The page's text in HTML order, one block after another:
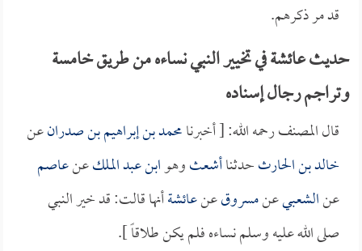
قد مر ذكرهم.
حديث عائشة في تخيير النبي نساءه من طريق خامسة
وتراجم رجال إسناده
قال المصنف رحمه الله: [ أخبرنامحمد بن إبراهيم بن صدرانعن
خالد بن الحارثحدثناأشعثوهوابن عبد الملكعنعاصم
عنالشعبيعنمسروقعنعائشةأنها قالت: قد خير النبي
صلى الله عليه وسلم نساءه فلم يكن طلاقاً ].